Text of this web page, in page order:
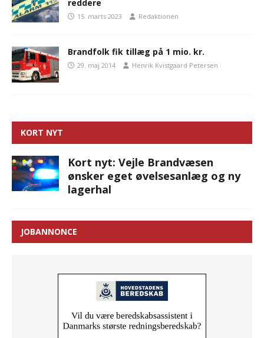
reddere
15. marts 2023 Redaktionen
Brandfolk fik tillæg på 1 mio. kr.
29. maj 2014 Henrik Kvistgaard Petersen
KORT NYT
Kort nyt: Vejle Brandvæsen
ønsker eget øvelsesanlæg og ny
lagerhal
JOBANNONCE